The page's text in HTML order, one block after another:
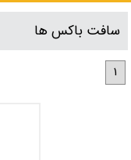
سافت باکس ها
1